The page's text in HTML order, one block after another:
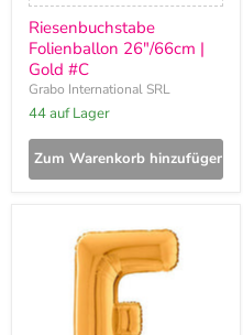
Riesenbuchstabe
Folienballon 26"/66cm |
Gold #C
Grabo International SRL
44 auf Lager
Zum Warenkorb hinzufügen
Riesenbuchstabe
Folienballon
26"/66cm